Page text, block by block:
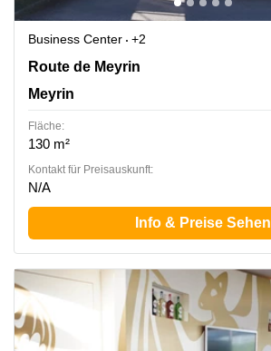
Business Center
+2
Route de Meyrin 267, Meyrin
Route de Meyrin
Meyrin
Fläche:
130 m²
Kontakt für Preisauskunft:
N/A
Info & Preise Sehen